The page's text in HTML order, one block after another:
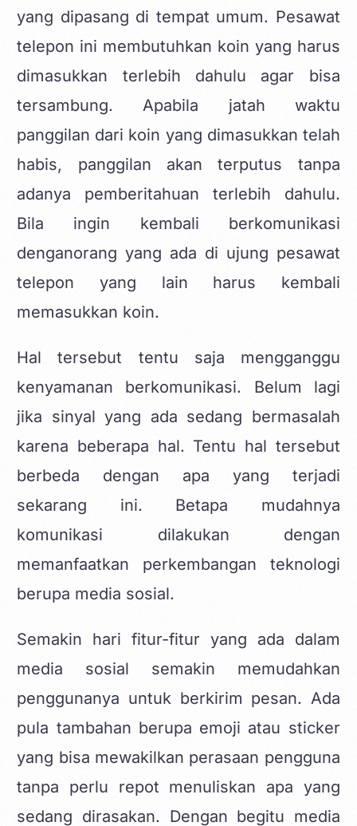
yang dipasang di tempat umum. Pesawat
telepon ini membutuhkan koin yang harus
dimasukkan terlebih dahulu agar bisa
tersambung. Apabila jatah waktu
panggilan dari koin yang dimasukkan telah
habis, panggilan akan terputus tanpa
adanya pemberitahuan terlebih dahulu.
Bila ingin kembali berkomunikasi
denganorang yang ada di ujung pesawat
telepon yang lain harus kembali
memasukkan koin.
Hal tersebut tentu saja mengganggu
kenyamanan berkomunikasi. Belum lagi
jika sinyal yang ada sedang bermasalah
karena beberapa hal. Tentu hal tersebut
berbeda dengan apa yang terjadi
sekarang ini. Betapa mudahnya
komunikasi dilakukan dengan
memanfaatkan perkembangan teknologi
berupa media sosial.
Semakin hari fitur-fitur yang ada dalam
media sosial semakin memudahkan
penggunanya untuk berkirim pesan. Ada
pula tambahan berupa emoji atau sticker
yang bisa mewakilkan perasaan pengguna
tanpa perlu repot menuliskan apa yang
sedang dirasakan. Dengan begitu media